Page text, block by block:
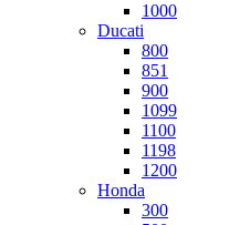
1000
Ducati
800
851
900
1099
1100
1198
1200
Honda
300